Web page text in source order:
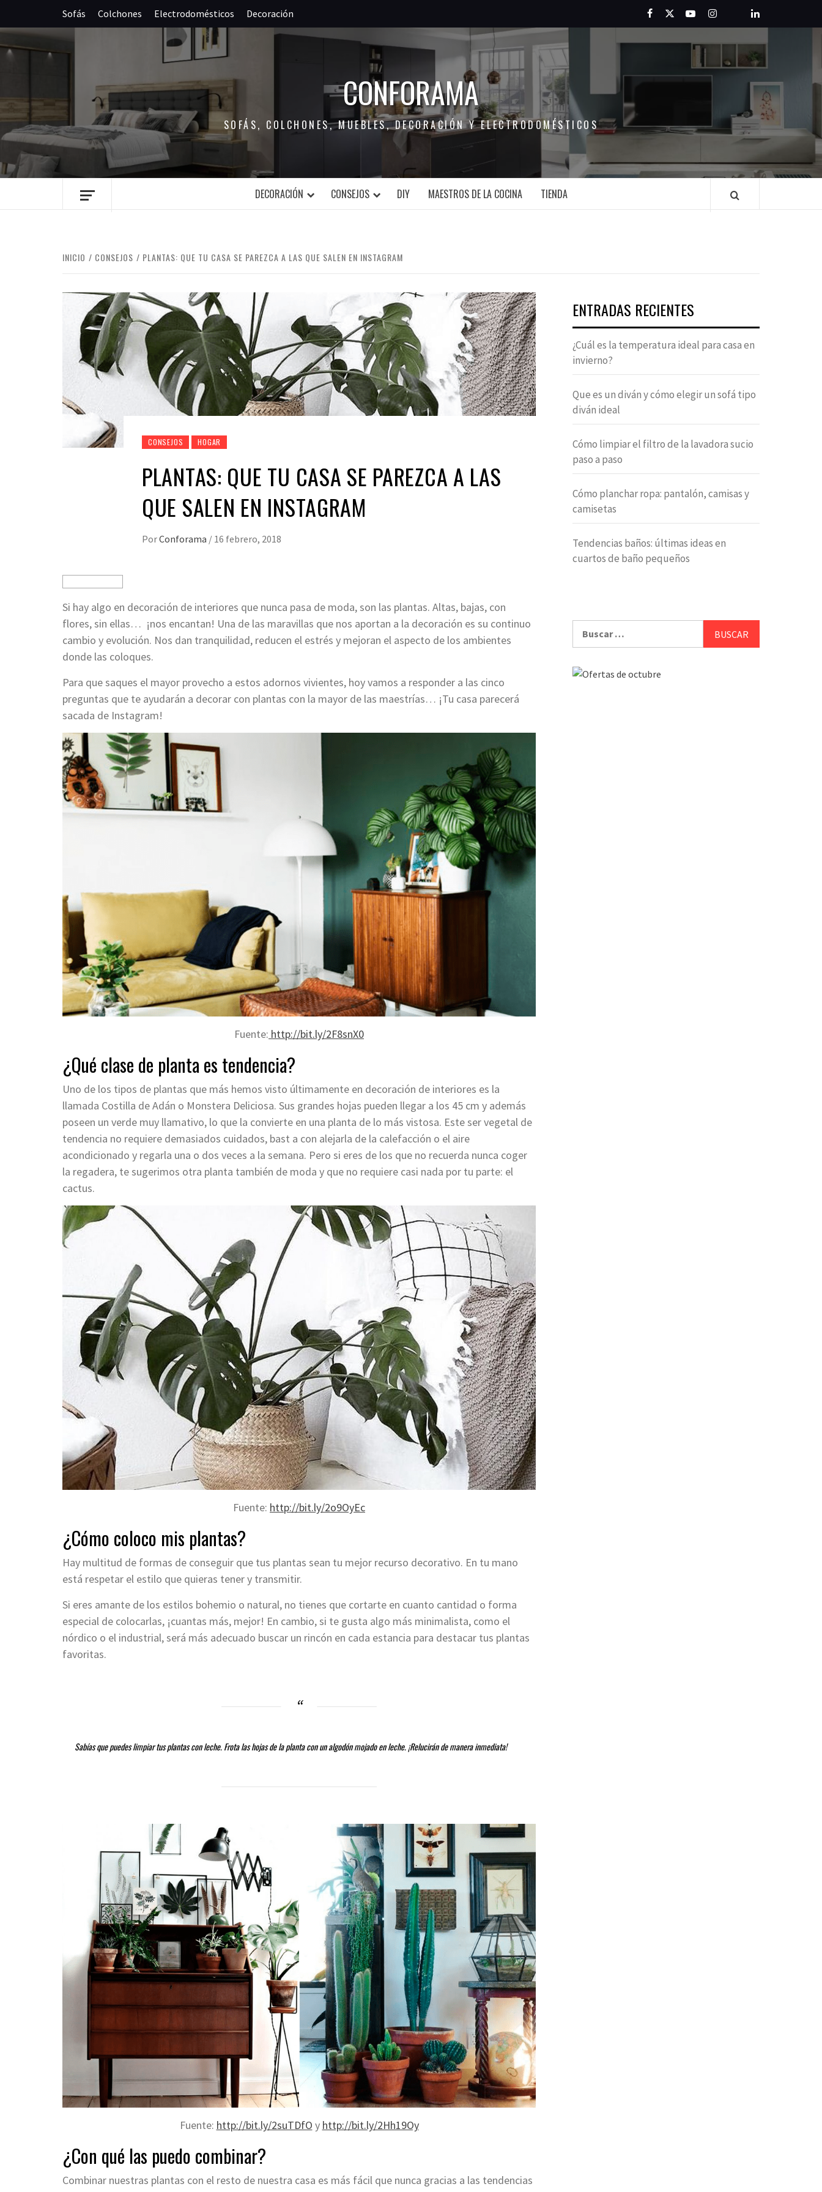
contenido
Sofás Colchones Electrodomésticos Decoración Facebook
TwitterYoutubeInstagramPinterest
LinkedIn
CONFORAMA
SOFÁS, COLCHONES, MUEBLES, DECORACIÓN Y ELECTRODOMÉSTICOS
DECORACIÓN CONSEJOS DIY MAESTROS DE LA COCINA TIENDA
INICIO CONSEJOS PLANTAS: QUE TU CASA SE PAREZCA A LAS QUE SALEN EN INSTAGRAM
CONSEJOS HOGAR
PLANTAS: QUE TU CASA SE PAREZCA A LAS
QUE SALEN EN INSTAGRAM
PorConforama / 16 febrero, 2018
Si hay algo en decoración de interiores que nunca pasa de moda, son las plantas. Altas, bajas, con
flores, sin ellas… ¡nos encantan! Una de las maravillas que nos aportan a la decoración es su continuo
cambio y evolución. Nos dan tranquilidad, reducen el estrés y mejoran el aspecto de los ambientes
donde las coloques.
Para que saques el mayor provecho a estos adornos vivientes, hoy vamos a responder a las cinco
preguntas que te ayudarán a decorar con plantas con la mayor de las maestrías… ¡Tu casa parecerá
sacada de Instagram!
Fuente: http://bit.ly/2F8snX0
¿Qué clase de planta es tendencia?
Uno de los tipos de plantas que más hemos visto últimamente en decoración de interiores es la
llamada Costilla de Adán o Monstera Deliciosa. Sus grandes hojas pueden llegar a los 45 cm y además
poseen un verde muy llamativo, lo que la convierte en una planta de lo más vistosa. Este ser vegetal de
tendencia no requiere demasiados cuidados, bast a con alejarla de la calefacción o el aire
acondicionado y regarla una o dos veces a la semana. Pero si eres de los que no recuerda nunca coger
la regadera, te sugerimos otra planta también de moda y que no requiere casi nada por tu parte: el
cactus.
Fuente: http://bit.ly/2o9OyEc
¿Cómo coloco mis plantas?
Hay multitud de formas de conseguir que tus plantas sean tu mejor recurso decorativo. En tu mano
está respetar el estilo que quieras tener y transmitir.
Si eres amante de los estilos bohemio o natural, no tienes que cortarte en cuanto cantidad o forma
especial de colocarlas, ¡cuantas más, mejor! En cambio, si te gusta algo más minimalista, como el
nórdico o el industrial, será más adecuado buscar un rincón en cada estancia para destacar tus plantas
favoritas.
Sabías que puedes limpiar tus plantas con leche. Frota las hojas de la planta con un algodón mojado en leche. ¡Relucirán de manera inmediata!
Fuente: http://bit.ly/2suTDfO y http://bit.ly/2Hh19Oy
¿Con qué las puedo combinar?
Combinar nuestras plantas con el resto de nuestra casa es más fácil que nunca gracias a las tendencias
ENTRADAS RECIENTES
¿Cuál es la temperatura ideal para casa en
invierno?
Que es un diván y cómo elegir un sofá tipo
diván ideal
Cómo limpiar el filtro de la lavadora sucio
paso a paso
Cómo planchar ropa: pantalón, camisas y
camisetas
Tendencias baños: últimas ideas en
cuartos de baño pequeños